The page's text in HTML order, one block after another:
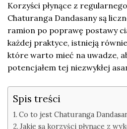
Korzyści płynące z
Chaturanga Dandasany są
ramion po poprawę postawy
każdej praktyce, istnieją
które warto mieć na uwadze,
potencjałem tej niezwykłej
Spis treści
Co to jest Chaturanga
Jakie są korzyści płynące z